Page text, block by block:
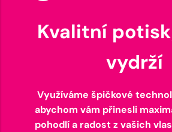
Kvalitní
vydrží
Využíváme špičkové
abychom vám přinesli
pohodlí a radost z vašich